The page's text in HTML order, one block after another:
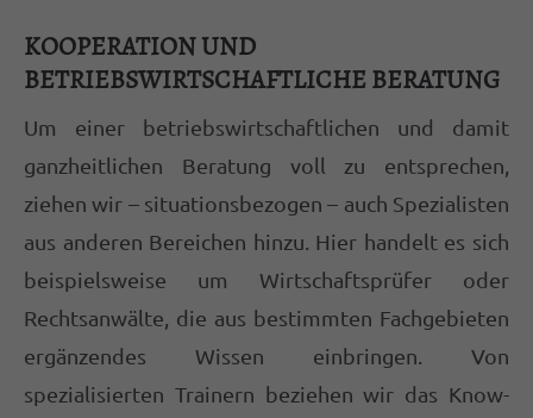
KOOPERATION UND
BETRIEBSWIRTSCHAFTLICHE BERATUNG
Um einer betriebswirtschaftlichen und damit
ganzheitlichen Beratung voll zu entsprechen,
ziehen wir – situationsbezogen – auch Spezialisten
aus anderen Bereichen hinzu. Hier handelt es sich
beispielsweise um Wirtschaftsprüfer oder
Rechtsanwälte, die aus bestimmten Fachgebieten
ergänzendes Wissen einbringen. Von
spezialisierten Trainern beziehen wir das Know-